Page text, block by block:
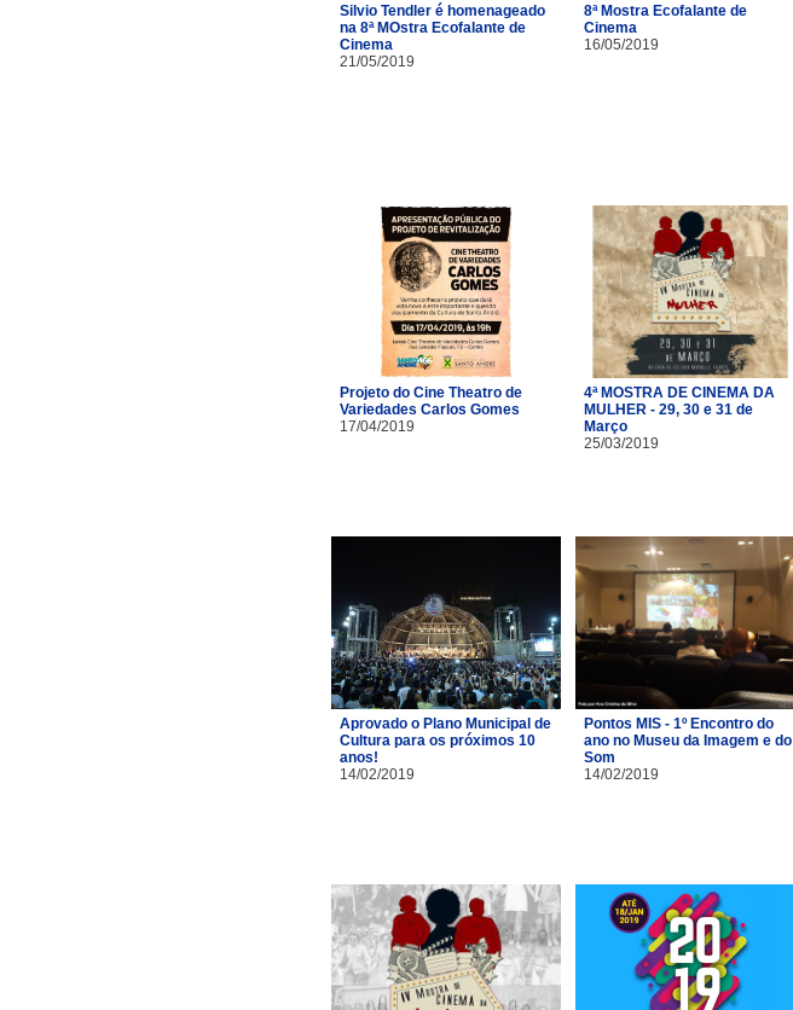
Silvio Tendler é homenageado
na 8ª MOstra Ecofalante de
Cinema
21/05/2019
8ª Mostra Ecofalante de
Cinema
16/05/2019
Projeto do Cine Theatro de
Variedades Carlos Gomes
17/04/2019
4ª MOSTRA DE CINEMA DA
MULHER - 29, 30 e 31 de
Março
25/03/2019
Aprovado o Plano Municipal de
Cultura para os próximos 10
anos!
14/02/2019
Pontos MIS - 1º Encontro do
ano no Museu da Imagem e do
Som
14/02/2019